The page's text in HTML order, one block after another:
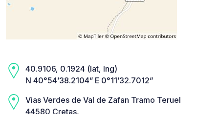
40.9106, 0.1924 (lat, lng)
N 40°54’38.2104” E 0°11’32.7012”
Vias Verdes de Val de Zafan Tramo Teruel
44580 Cretas,